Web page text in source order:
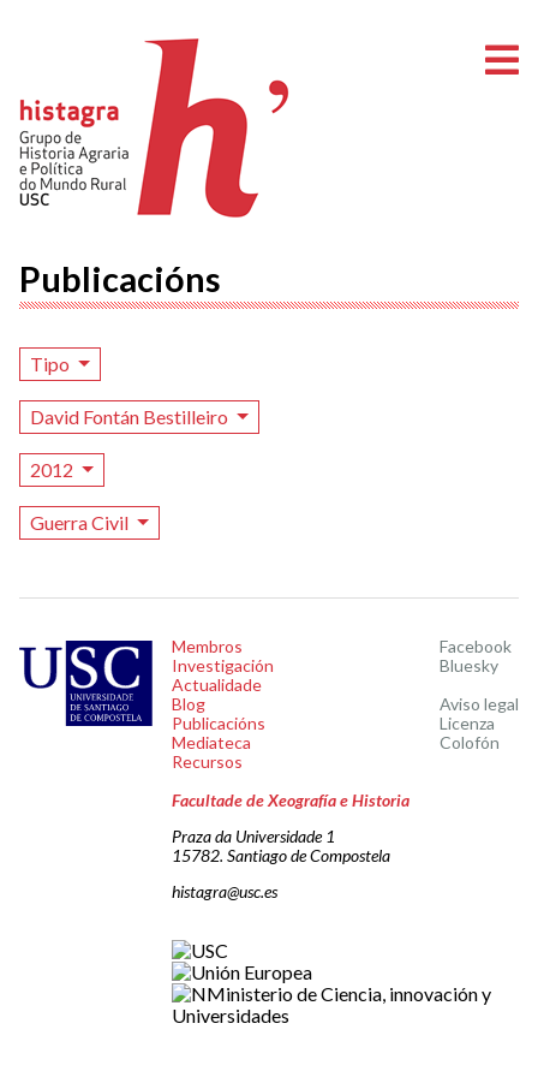
Publicacións
Tipo
David Fontán Bestilleiro
2012
Guerra Civil
Membros
Investigación
Actualidade
Blog
Publicacións
Mediateca
Recursos
Facebook
Bluesky
Aviso legal
Licenza
Colofón
Facultade de Xeografía e Historia
Praza da Universidade 1
15782. Santiago de Compostela
histagra@usc.es